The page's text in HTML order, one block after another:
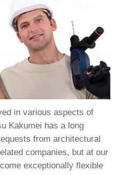
in various aspects of
Kakumei has a long
from architectural
companies, but at our
exceptionally flexible